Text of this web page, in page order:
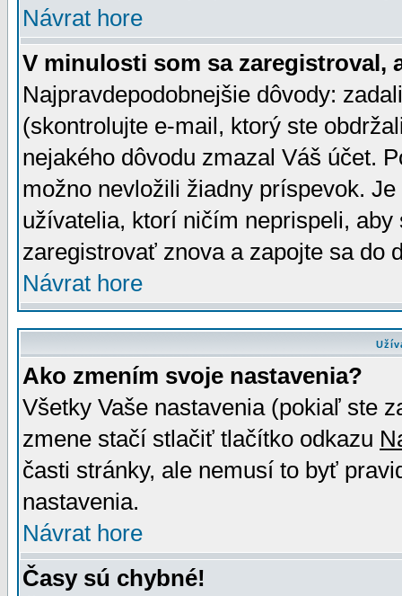
Návrat hore
V minulosti som sa zaregistroval,
Najpravdepodobnejšie dôvody:
(skontrolujte e-mail, ktorý ste
nejakého dôvodu zmazal Váš účet.
možno nevložili žiadny príspevok.
užívatelia, ktorí ničím neprispeli,
zaregistrovať znova a zapojte sa do
Návrat hore
Ako zmením svoje nastavenia?
Všetky Vaše nastavenia (pokiaľ ste
zmene stačí stlačiť tlačítko odkazu
časti stránky, ale nemusí to byť
nastavenia.
Návrat hore
Časy sú chybné!